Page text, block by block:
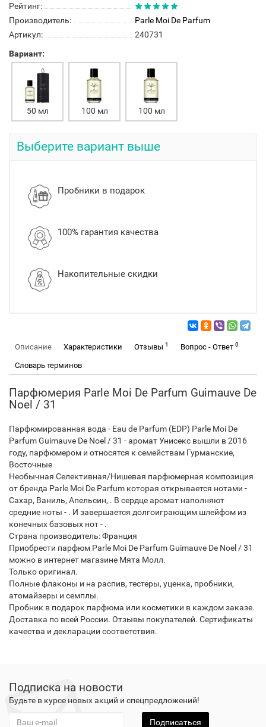
Рейтинг:
Производитель:
Parle Moi De Parfum
Артикул:
240731
Вариант:
50 мл 100 мл 100 мл
Выберите вариант выше
Пробники в подарок
100% гарантия качества
Накопительные скидки
Описание Характеристики Отзывы 1 Вопрос - Ответ 0
Словарь терминов
Парфюмерия Parle Moi De Parfum Guimauve De
Noel / 31
Парфюмированная вода - Eau de Parfum (EDP) Parle Moi De
Parfum Guimauve De Noel / 31 - аромат Унисекс вышли в 2016
году, парфюмером и относятся к семействам Гурманские,
Восточные
Необычная Селективная/Нишевая парфюмерная композиция
от бренда Parle Moi De Parfum которая открывается нотами -
Сахар, Ваниль, Апельсин, . В сердце аромат наполняют
средние ноты - . И завершается долгоиграющим шлейфом из
конечных базовых нот - .
Страна производитель: Франция
Приобрести парфюм Parle Moi De Parfum Guimauve De Noel / 31
можно в интернет магазине Мята Молл.
Только оригинал.
Полные флаконы и на распив, тестеры, уценка, пробники,
атомайзеры и семплы.
Пробник в подарок парфюма или косметики в каждом заказе.
Доставка по всей России. Отзывы покупателей. Сертификаты
качества и декларации соответствия.
Подписка на новости
Будьте в курсе новых акций и спецпредложений!
Подписаться